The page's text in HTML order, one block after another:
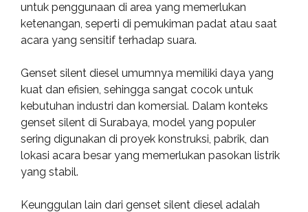
untuk penggunaan di area yang memerlukan
ketenangan, seperti di pemukiman padat atau saat
acara yang sensitif terhadap suara.
Genset silent diesel umumnya memiliki daya yang
kuat dan efisien, sehingga sangat cocok untuk
kebutuhan industri dan komersial. Dalam konteks
genset silent di Surabaya, model yang populer
sering digunakan di proyek konstruksi, pabrik, dan
lokasi acara besar yang memerlukan pasokan listrik
yang stabil.
Keunggulan lain dari genset silent diesel adalah